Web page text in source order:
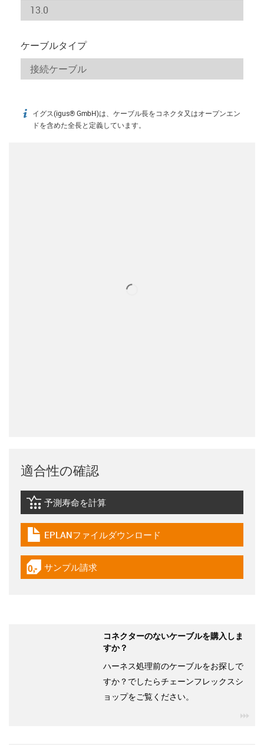
ケーブルタイプ
igus-icon-info
イグス(igus® GmbH)は、ケーブル長をコネクタ又はオープンエン
ドを含めた全長と定義しています。
適合性の確認
igus-icon-lebensdauerrechner
予測寿命を計算
igus-icon-download-plan
EPLANファイルダウンロード
igus-icon-gratismuster
サンプル請求
コネクターのないケーブルを購入しま
すか？
ハーネス処理前のケーブルをお探しで
すか？でしたらチェーンフレックスシ
ョップをご覧ください。